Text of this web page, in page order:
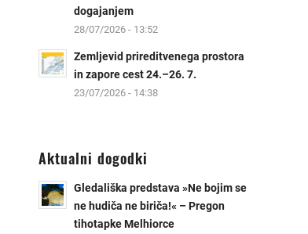
dogajanjem
28/07/2026 - 13:52
Zemljevid prireditvenega prostora
in zapore cest 24.–26. 7.
23/07/2026 - 14:38
Aktualni dogodki
Gledališka predstava »Ne bojim se
ne hudiča ne biriča!« – Pregon
tihotapke Melhiorce